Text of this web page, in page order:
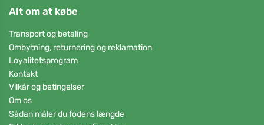
Alt om at købe
Transport og betaling
Ombytning, returnering og reklamation
Loyalitetsprogram
Kontakt
Vilkår og betingelser
Om os
Sådan måler du fodens længde